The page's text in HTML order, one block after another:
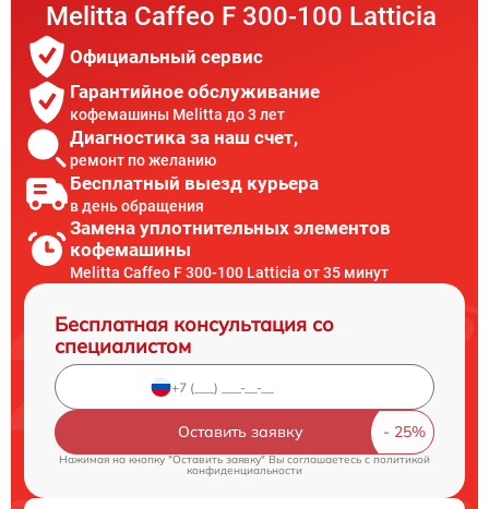
Melitta Caffeo F 300-100 Latticia
Официальный сервис
Гарантийное обслуживание
кофемашины Melitta до 3 лет
Диагностика за наш счет,
ремонт по желанию
Бесплатный выезд курьера
в день обращения
Замена уплотнительных элементов
кофемашины
Melitta Caffeo F 300-100 Latticia от 35 минут
Бесплатная консультация со
специалистом
Оставить заявку
Нажимая на кнопку "Оставить заявку" Вы соглашаетесь cполитикой
конфиденциальности